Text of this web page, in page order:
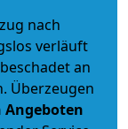
nach
verläuft
an
Überzeugen